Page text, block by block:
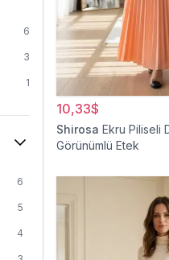
15
6
3
1
6
5
4
10,33$
Shirosa Ekru Piliseli
Görünümlü Etek